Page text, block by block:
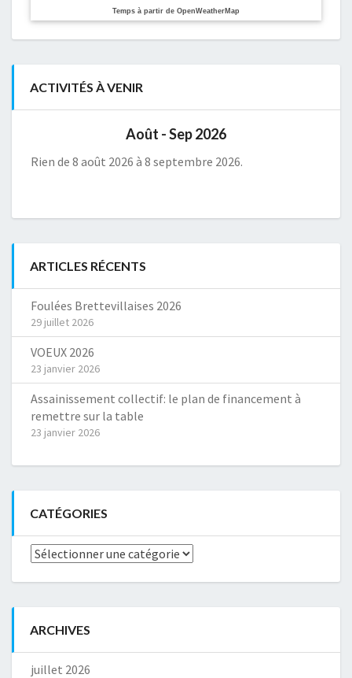
Temps à partir de OpenWeatherMap
ACTIVITÉS À VENIR
Août - Sep 2026
Rien de 8 août 2026 à 8 septembre 2026.
ARTICLES RÉCENTS
Foulées Brettevillaises 2026
29 juillet 2026
VOEUX 2026
23 janvier 2026
Assainissement collectif: le plan de financement à
remettre sur la table
23 janvier 2026
CATÉGORIES
Catégories
ARCHIVES
juillet 2026